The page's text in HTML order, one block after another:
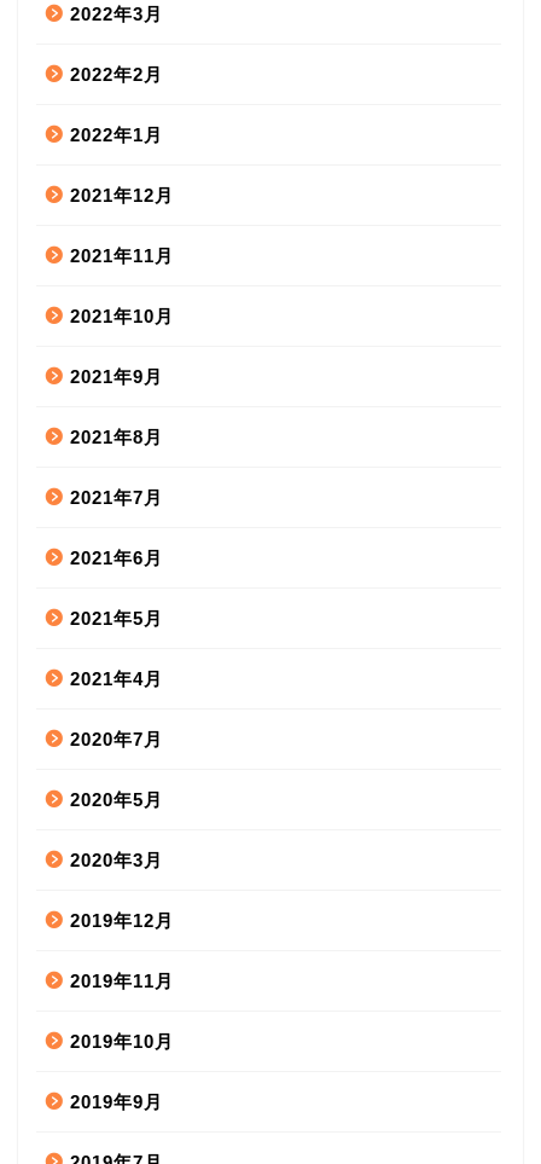
2022年3月
2022年2月
2022年1月
2021年12月
2021年11月
2021年10月
2021年9月
2021年8月
2021年7月
2021年6月
2021年5月
2021年4月
2020年7月
2020年5月
2020年3月
2019年12月
2019年11月
2019年10月
2019年9月